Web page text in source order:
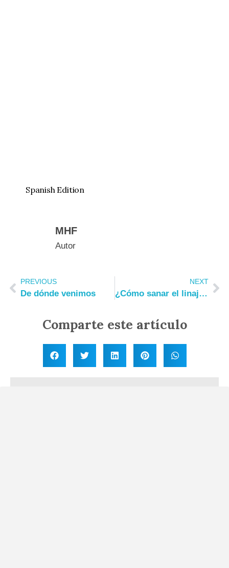
Spanish Edition
MHF
Autor
PREVIOUS
De dónde venimos
NEXT
¿Cómo sanar el linaje femenino?
Comparte este artículo